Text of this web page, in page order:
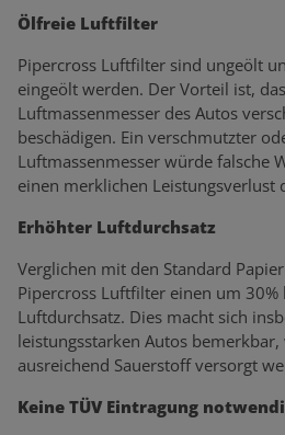
Ölfreie Luftfilter
Pipercross Luftfilter sind ungeölt
eingeölt werden. Der Vorteil ist,
Luftmassenmesser des Autos
beschädigen. Ein verschmutzter
Luftmassenmesser würde falsche
einen merklichen Leistungsverlust
Erhöhter Luftdurchsatz
Verglichen mit den Standard
Pipercross Luftfilter einen um 30%
Luftdurchsatz. Dies macht sich
leistungsstarken Autos
ausreichend Sauerstoff versorgt
Keine TÜV Eintragung